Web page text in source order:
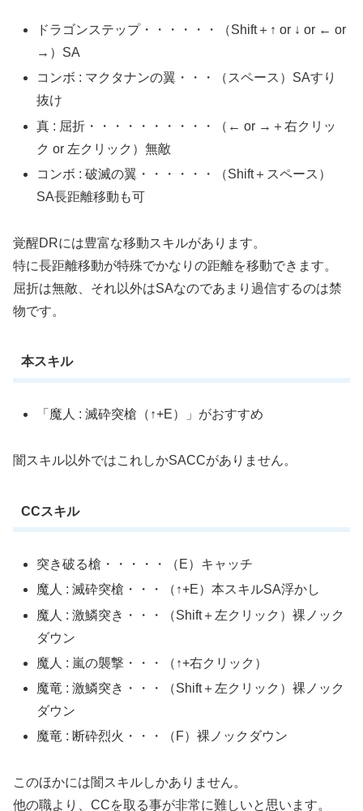
ドラゴンステップ・・・・・・（Shift＋↑ or ↓ or ← or
→）SA
コンボ : マクタナンの翼・・・（スペース）SAすり
抜け
真 : 屈折・・・・・・・・・・（← or →＋右クリッ
ク or 左クリック）無敵
コンボ : 破滅の翼・・・・・・（Shift＋スペース）
SA長距離移動も可
覚醒DRには豊富な移動スキルがあります。
特に長距離移動が特殊でかなりの距離を移動できます。
屈折は無敵、それ以外はSAなのであまり過信するのは禁
物です。
本スキル
「魔人 : 滅砕突槍（↑+E）」がおすすめ
闇スキル以外ではこれしかSACCがありません。
CCスキル
突き破る槍・・・・・（E）キャッチ
魔人 : 滅砕突槍・・・（↑+E）本スキルSA浮かし
魔人 : 激鱗突き・・・（Shift＋左クリック）裸ノック
ダウン
魔人 : 嵐の襲撃・・・（↑+右クリック）
魔竜 : 激鱗突き・・・（Shift＋左クリック）裸ノック
ダウン
魔竜 : 断砕烈火・・・（F）裸ノックダウン
このほかには闇スキルしかありません。
他の職より、CCを取る事が非常に難しいと思います。